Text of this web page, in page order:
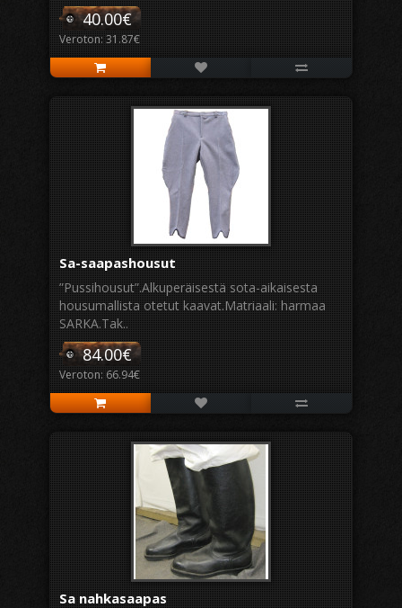
40.00€
Veroton: 31.87€
Sa-saapashousut
”Pussihousut”.Alkuperäisestä sota-aikaisesta
housumallista otetut kaavat.Matriaali: harmaa
SARKA.Tak..
84.00€
Veroton: 66.94€
Sa nahkasaapas